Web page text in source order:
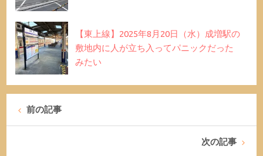
【東上線】2025年8月20日（水）成増駅の
敷地内に人が立ち入ってパニックだった
みたい
前の記事
次の記事